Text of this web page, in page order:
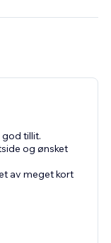
tillit.
og ønsket
av meget kort